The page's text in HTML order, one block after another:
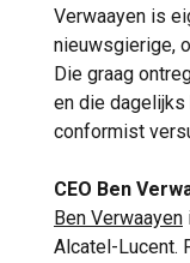
Verwaayen is
nieuwsgierige,
Die graag
en die
conformist
CEO Ben
Ben Verwaayen
Alcatel-Lucent.